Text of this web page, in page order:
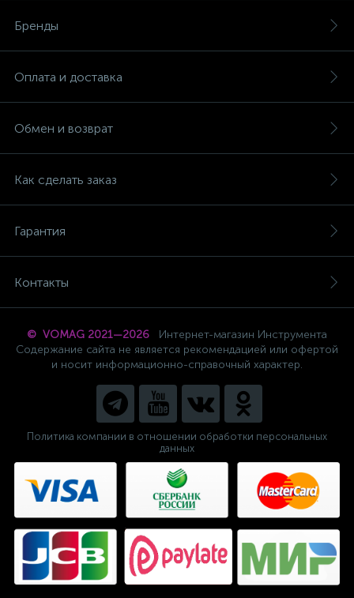
Бренды
Оплата и доставка
Обмен и возврат
Как сделать заказ
Гарантия
Контакты
© VOMAG 2021—2026
Интернет-магазин Инструмента
Содержание сайта не является рекомендацией или офертой
и носит информационно-справочный характер.
Политика компании в отношении обработки персональных
данных